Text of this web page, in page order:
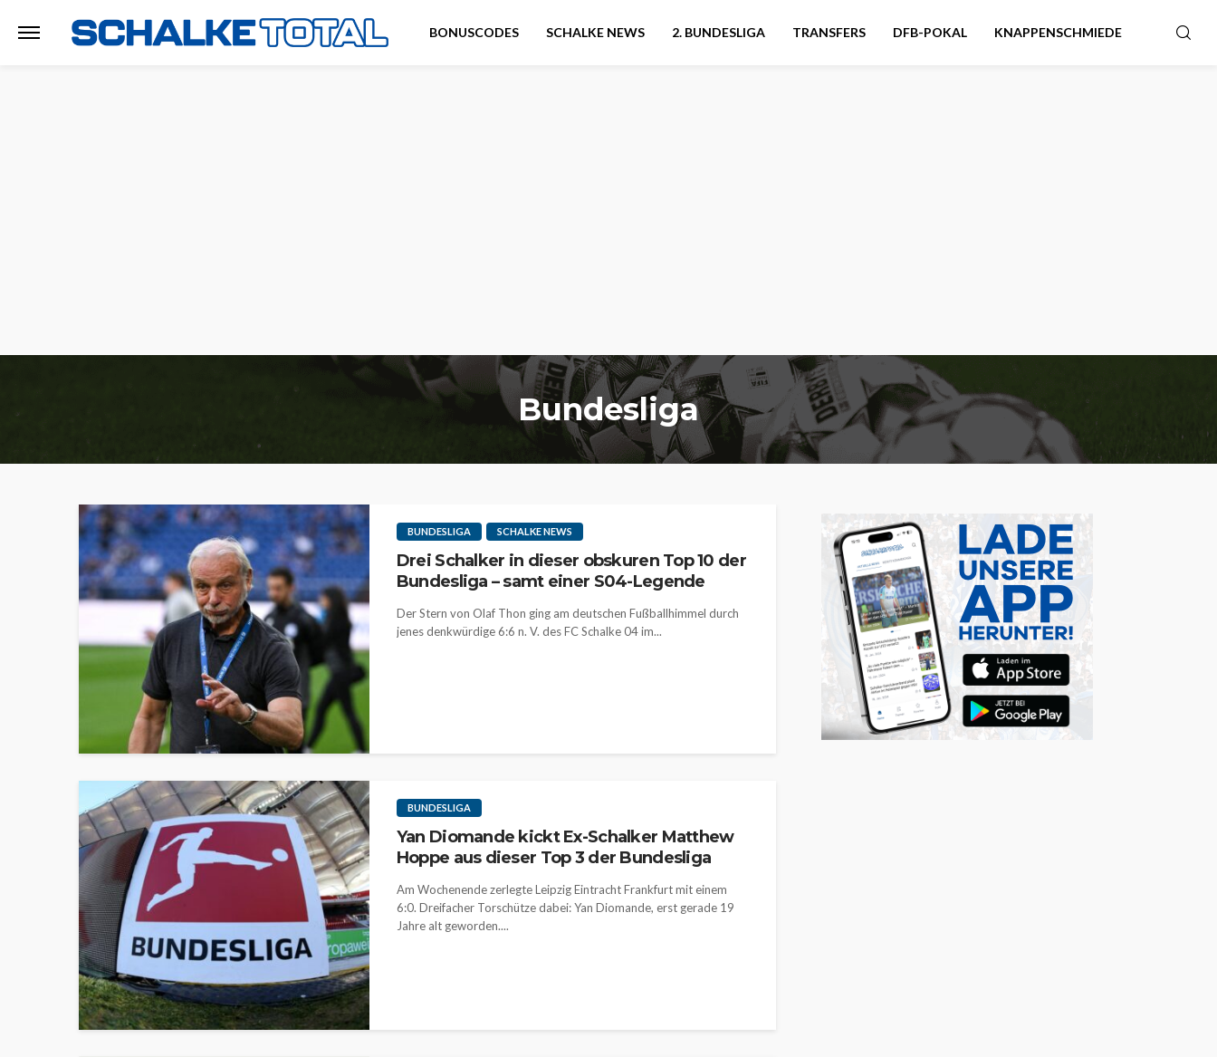
BONUSCODES SCHALKE NEWS 2. BUNDESLIGA TRANSFERS DFB-POKAL KNAPPENSCHMIEDE
Bundesliga
BUNDESLIGA SCHALKE NEWS
Drei Schalker in dieser obskuren Top 10 der
Bundesliga – samt einer S04-Legende
Der Stern von Olaf Thon ging am deutschen Fußballhimmel durch
jenes denkwürdige 6:6 n. V. des FC Schalke 04 im...
BUNDESLIGA
Yan Diomande kickt Ex-Schalker Matthew
Hoppe aus dieser Top 3 der Bundesliga
Am Wochenende zerlegte Leipzig Eintracht Frankfurt mit einem
6:0. Dreifacher Torschütze dabei: Yan Diomande, erst gerade 19
Jahre alt geworden....